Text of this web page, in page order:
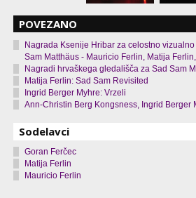
POVEZANO
Nagrada Ksenije Hribar za celostno
Sam Matthäus - Mauricio Ferlin, Matija
Nagradi hrvaškega gledališča za Sad Sam
Matija Ferlin: Sad Sam Revisited
Ingrid Berger Myhre: Vrzeli
Ann-Christin Berg Kongsness, Ingrid Berger
Sodelavci
Goran Ferčec
Matija Ferlin
Mauricio Ferlin